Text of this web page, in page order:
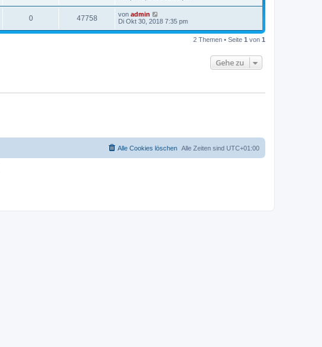
0 47758 von admin
Di Okt 30, 2018 7:35 pm
2 Themen • Seite 1 von 1
Gehe zu
Alle Zeiten sind UTC+01:00
Alle Cookies löschen